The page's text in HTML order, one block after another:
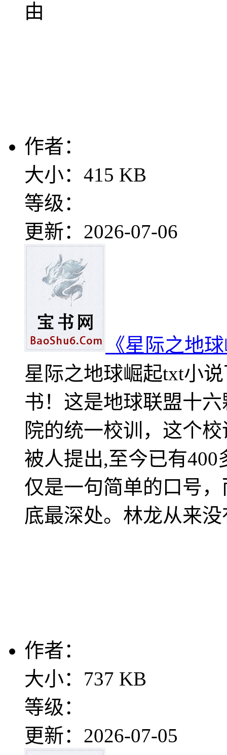
由
作者：
大小：415 KB
等级：
更新：2026-07-06
《星际之地
星际之地球崛起txt小
书！这是地球联盟十
院的统一校训，这个
被人提出,至今已有
仅是一句简单的口号
底最深处。林龙从来
作者：
大小：737 KB
等级：
更新：2026-07-05